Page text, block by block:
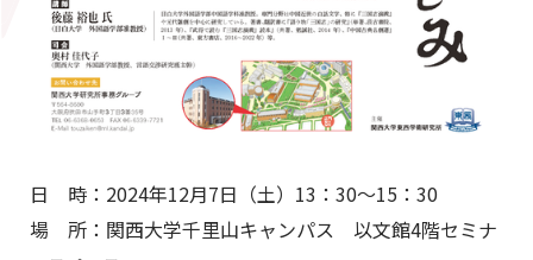
日 時：2024年12月7日（土）13：30〜15：30
場 所：関西大学千里山キャンパス 以文館4階セミナ